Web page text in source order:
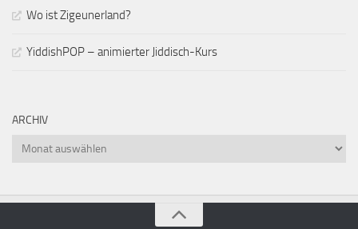
Wo ist Zigeunerland?
YiddishPOP – animierter Jiddisch-Kurs
ARCHIV
Archiv